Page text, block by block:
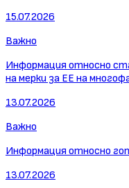
15.07.2026
Важно
Информация относно
на мерки за ЕЕ на
13.07.2026
Важно
Информация относно
13.07.2026